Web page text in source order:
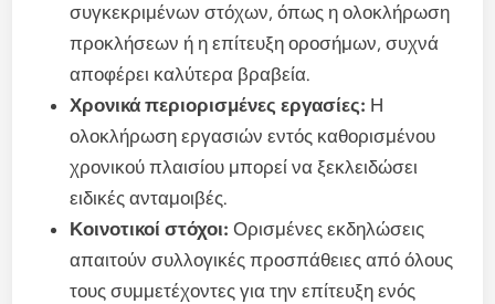
συγκεκριμένων στόχων, όπως η ολοκλήρωση
προκλήσεων ή η επίτευξη οροσήμων, συχνά
αποφέρει καλύτερα βραβεία.
Χρονικά περιορισμένες εργασίες: Η
ολοκλήρωση εργασιών εντός καθορισμένου
χρονικού πλαισίου μπορεί να ξεκλειδώσει
ειδικές ανταμοιβές.
Κοινοτικοί στόχοι: Ορισμένες εκδηλώσεις
απαιτούν συλλογικές προσπάθειες από όλους
τους συμμετέχοντες για την επίτευξη ενός